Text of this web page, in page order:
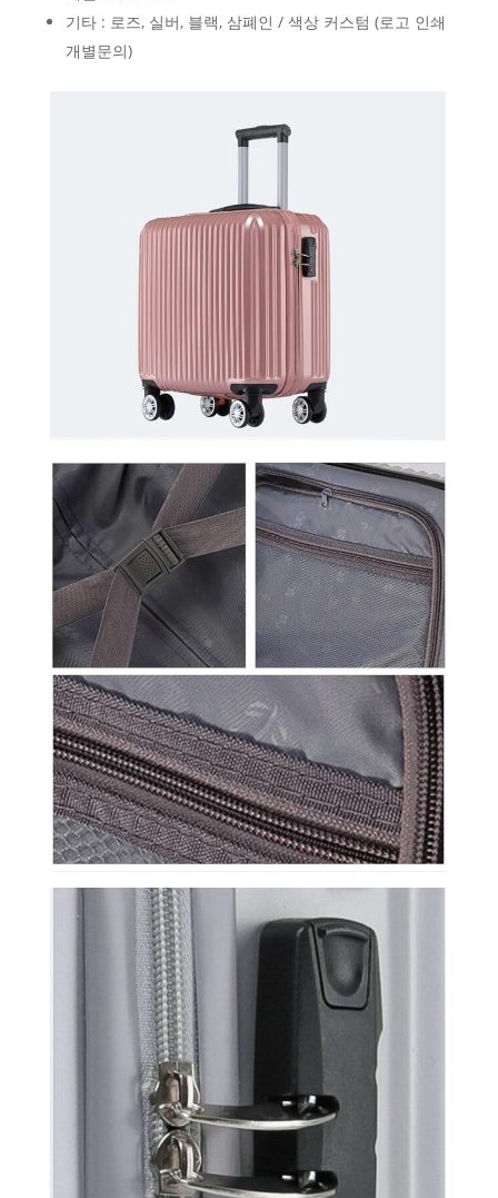
기타 : 로즈, 실버, 블랙, 삼폐인 / 색상 커스텀 (로고 인쇄
개별문의)